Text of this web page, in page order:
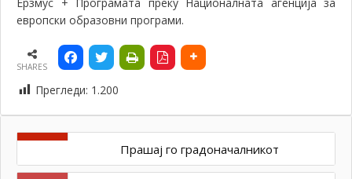
европски образовни програми.
SHARES
Прегледи: 1.200
Прашај го градоначалникот